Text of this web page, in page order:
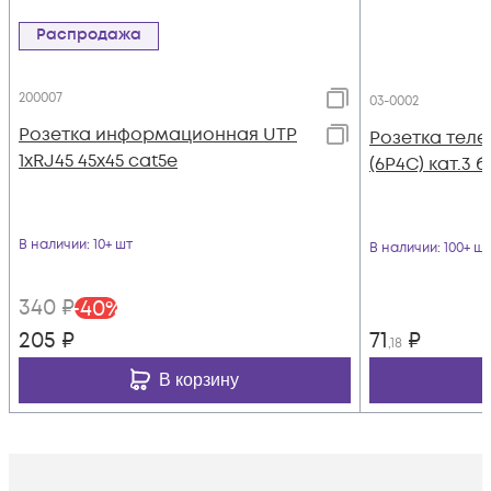
Распродажа
200007
Розетка информационная UTP
1хRJ45 45х45 cat5е
В наличии: 10+ шт
340 ₽-40%
205 ₽
В корзину
03-0002
Розетка
(6P4C) кат.3
В наличии: 100+ шт
71,18 ₽